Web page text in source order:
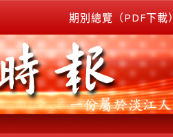
期別總覽（PDF下載）